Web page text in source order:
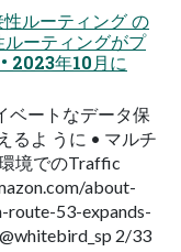
ルーティング の
ーティングがプ
2023年10月に
ベートなデータ保
るよ うに • マルチ
境でのTraffic
about-
route-53-expands-
2/33